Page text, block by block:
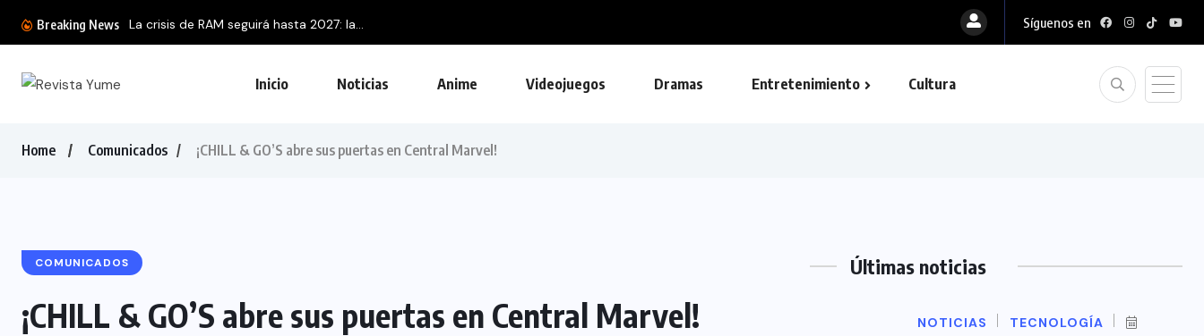
Breaking News Síguenos en
Inicio Noticias Anime Videojuegos Dramas Entretenimiento Cultura
Home Comunicados ¡CHILL & GO’S abre sus puertas en Central Marvel!
COMUNICADOS
¡CHILL & GO’S abre sus puertas en Central Marvel!
Últimas noticias
NOTICIAS TECNOLOGÍA